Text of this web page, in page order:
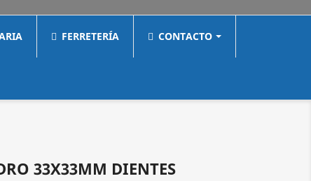
FERRETERÍA CONTACTO
33X33MM DIENTES